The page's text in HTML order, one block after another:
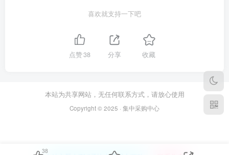
喜欢就支持一下吧
点赞38 分享 收藏
本站为共享网站，无任何联系方式，请放心使用
Copyright © 2025 · 集中采购中心
38